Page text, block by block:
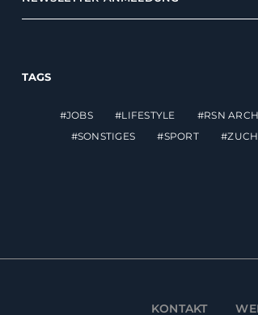
TAGS
JOBS LIFESTYLE
RSN
SONSTIGES
SPORT
KONTAKT